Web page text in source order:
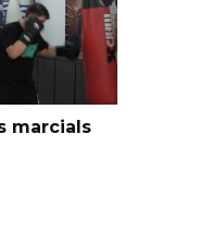
marcials